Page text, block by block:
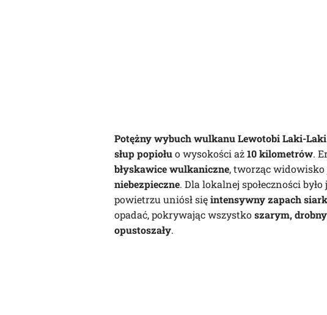
Potężny wybuch wulkanu Lewotobi Laki-
słup popiołuo wysokości aż10 kilometrów.
błyskawice wulkaniczne, tworząc widowisko
niebezpieczne. Dla lokalnej społeczności było
powietrzu uniósł sięintensywny zapach
opadać, pokrywając wszystkoszarym,
opustoszały.